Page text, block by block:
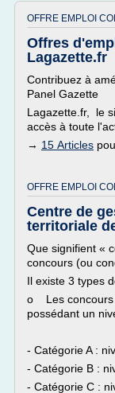
OFFRE EMPLOI
Offres
Lagazette.fr
Contribuez à
Panel Gazette
Lagazette.fr, le
accès à toute
→ 15 Articles
OFFRE EMPLOI
Centre de
territoriale
Que signifient «
concours (ou
Il existe 3 types
o Les concours
possédant un
- Catégorie A :
- Catégorie B :
- Catégorie C :